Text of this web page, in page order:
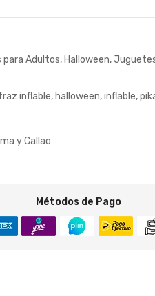
para Adultos, Halloween,
inflable, halloween,inflable,
y Callao
Métodos de Pago